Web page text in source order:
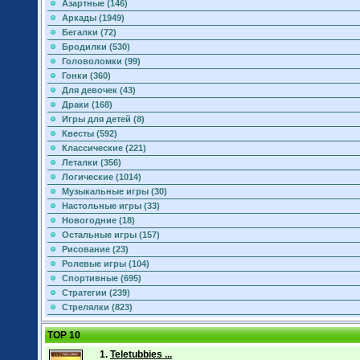
Азартные (146)
Аркады (1949)
Бегалки (72)
Бродилки (530)
Головоломки (99)
Гонки (360)
Для девочек (43)
Драки (168)
Игры для детей (8)
Квесты (592)
Классические (221)
Леталки (356)
Логические (1014)
Музыкальные игры (30)
Настольные игры (33)
Новогодние (18)
Остальные игры (157)
Рисование (23)
Ролевые игры (104)
Спортивные (695)
Стратегии (239)
Стрелялки (823)
TOP 10
1. Teletubbies ...